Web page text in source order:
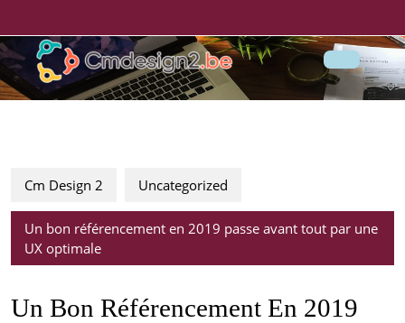
content
Cm Design 2 Uncategorized
Un bon référencement en 2019 passe avant tout par une
UX optimale
Un Bon Référencement En 2019